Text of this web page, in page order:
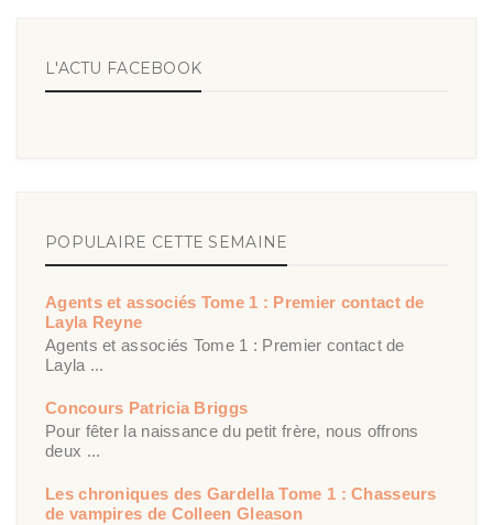
L'ACTU FACEBOOK
POPULAIRE CETTE SEMAINE
Agents et associés Tome 1 : Premier contact de
Layla Reyne
Agents et associés Tome 1 : Premier contact de
Layla ...
Concours Patricia Briggs
Pour fêter la naissance du petit frère, nous offrons
deux ...
Les chroniques des Gardella Tome 1 : Chasseurs
de vampires de Colleen Gleason